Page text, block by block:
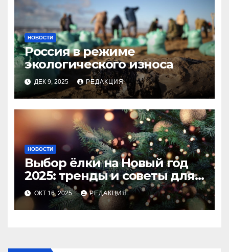
НОВОСТИ
Россия в режиме
экологического износа
ДЕК 9, 2025 РЕДАКЦИЯ
НОВОСТИ
Выбор ёлки на Новый год
2025: тренды и советы для
идеального праздника
ОКТ 16, 2025 РЕДАКЦИЯ